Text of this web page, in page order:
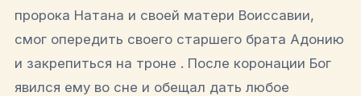
пророка Натана и своей матери Воиссавии,
смог опередить своего старшего брата Адонию
и закрепиться на троне . После коронации Бог
явился ему во сне и обещал дать любое